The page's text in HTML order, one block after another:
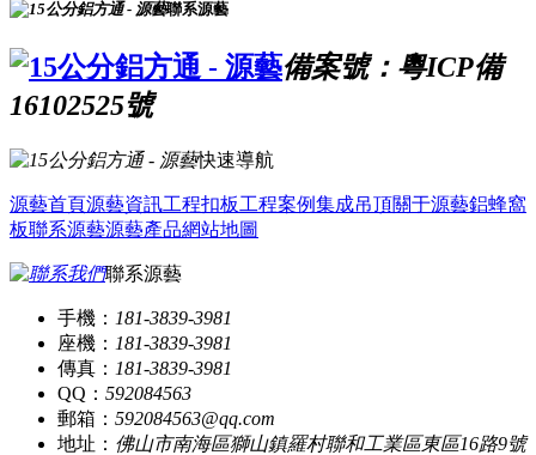
聯系源藝
備案號：粵ICP備
16102525號
快速導航
源藝首頁源藝資訊工程扣板工程案例集成吊頂關于源藝鋁蜂窩
板聯系源藝源藝產品網站地圖
聯系源藝
手機： 181-3839-3981
座機： 181-3839-3981
傳真： 181-3839-3981
QQ： 592084563
郵箱： 592084563@qq.com
地址： 佛山市南海區獅山鎮羅村聯和工業區東區16路9號